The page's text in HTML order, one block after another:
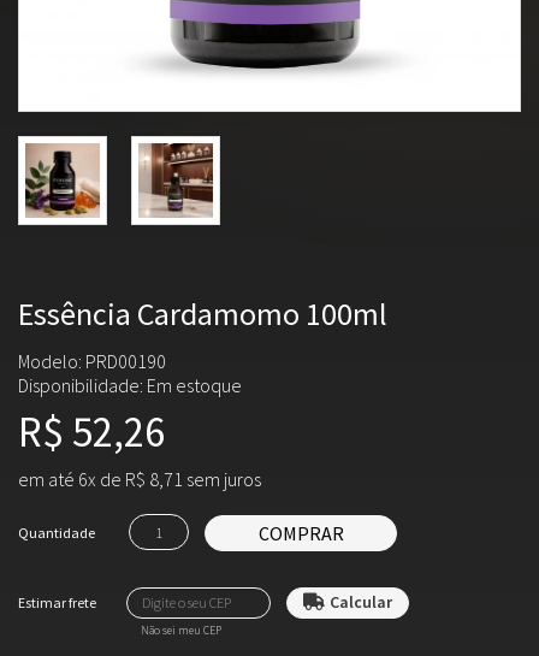
Essência Cardamomo 100ml
Modelo: PRD00190
Disponibilidade: Em estoque
R$ 52,26
em até 6x de R$ 8,71 sem juros
Quantidade COMPRAR
Não sei meu CEP